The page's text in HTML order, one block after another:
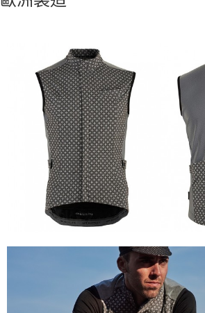
https://aftee.tw/terms/#terms3
４．使用「AFTEE先享後付」時，將依據個別帳號
時審查核予不同之上限額度；若仍有額度不足之情
請求用戶進行身份認證。
５．嚴禁一人註冊多個帳號或使用他人資訊註冊。
恩沛科技股份有限公司將有權停止該用戶之使用額